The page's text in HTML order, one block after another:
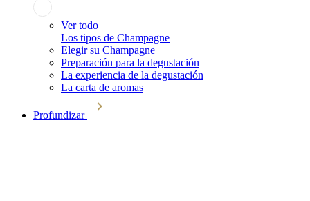
Ver todo
Los tipos de Champagne
Elegir su Champagne
Preparación para la degustación
La experiencia de la degustación
La carta de aromas
Profundizar